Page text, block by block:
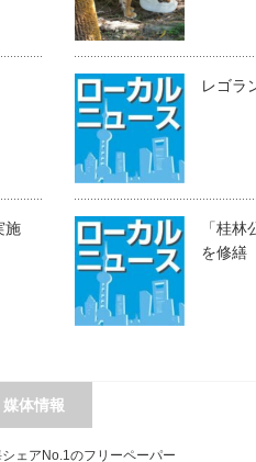
施
レゴラ
「桂
を修繕
媒体情報
ェアNo.1のフリーペーパー